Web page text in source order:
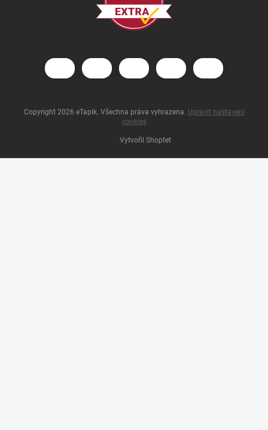
Vytvořil Shoptet
Copyright 2026 eTapik. Všechna práva vyhrazena. Upravit nastavení
cookies